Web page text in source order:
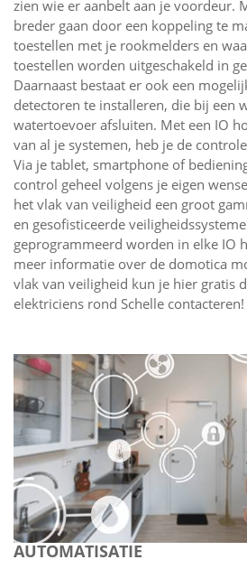
zien wie er aanbelt aan je voordeur.
breder gaan door een koppeling te
toestellen met je rookmelders en
toestellen worden uitgeschakeld in
Daarnaast bestaat er ook een
detectoren te installeren, die bij een
watertoevoer afsluiten. Met een IO
van al je systemen, heb je de
Via je tablet, smartphone of
control geheel volgens je eigen
het vlak van veiligheid een groot
en gesofisticeerde
geprogrammeerd worden in elke IO
meer informatie over de domotica
vlak van veiligheid kun je hier gratis
elektriciens rond Schelle contacteren!
AUTOMATISATIE